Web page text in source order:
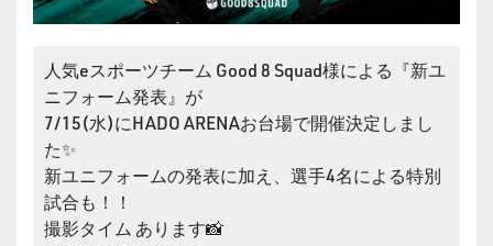
人気eスポーツチーム Good 8 Squad様による『新ユ
ニフォーム発表』が
7/15(水)にHADO ARENAお台場で開催決定しまし
た✨
新ユニフォームの発表に加え、選手4名による特別
試合も！！
撮影タイム あります📸